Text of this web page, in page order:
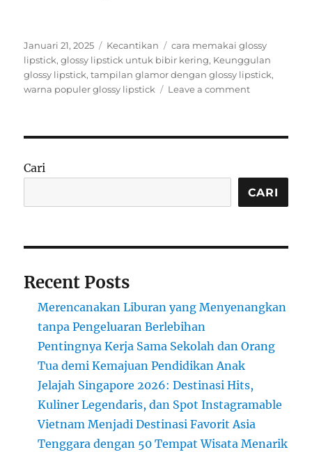
Posted
on
Januari 21, 2025 Categories
Kecantikan Tags
cara memakai glossy
lipstick,glossy lipstick untuk bibir kering, Keunggulan
glossy lipstick,tampilan glamor dengan glossy lipstick,
warna populer glossy lipstick
Leave a commenton
Tampilan
Segar
dan
Cari
CARI
Recent Posts
Merencanakan Liburan yang Menyenangkan
tanpa Pengeluaran Berlebihan
Pentingnya Kerja Sama Sekolah dan Orang
Tua demi Kemajuan Pendidikan Anak
Jelajah Singapore 2026: Destinasi Hits,
Kuliner Legendaris, dan Spot Instagramable
Vietnam Menjadi Destinasi Favorit Asia
Tenggara dengan 50 Tempat Wisata Menarik